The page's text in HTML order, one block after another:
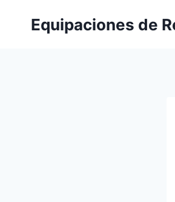
Equipaciones de